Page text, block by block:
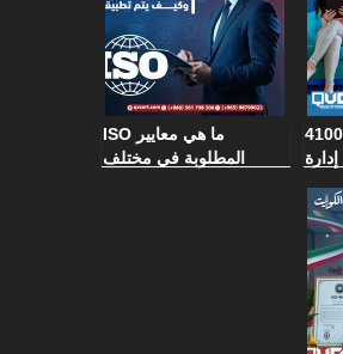
الأيزو 41001
ما هي معايير ISO
المطلوبة في مختلف